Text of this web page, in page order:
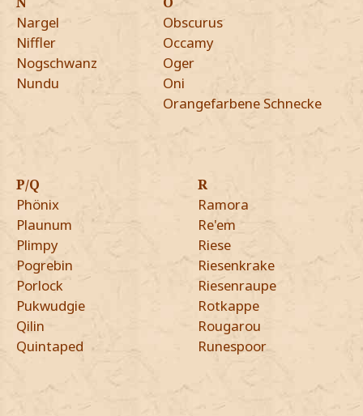
Nargel
Niffler
Nogschwanz
Nundu
Obscurus
Occamy
Oger
Oni
Orangefarbene Schnecke
P/Q
Phönix
Plaunum
Plimpy
Pogrebin
Porlock
Pukwudgie
Qilin
Quintaped
R
Ramora
Re'em
Riese
Riesenkrake
Riesenraupe
Rotkappe
Rougarou
Runespoor